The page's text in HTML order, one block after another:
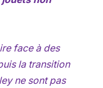
face à des
la transition
ne sont pas